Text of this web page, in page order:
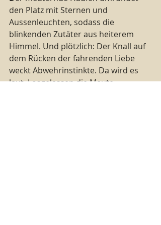
den Platz mit Sternen und
Aussenleuchten, sodass die
blinkenden Zutäter aus heiterem
Himmel. Und plötzlich: Der Knall auf
dem Rücken der fahrenden Liebe
weckt Abwehrinstinkte. Da wird es
laut. Losgelassen die Meute